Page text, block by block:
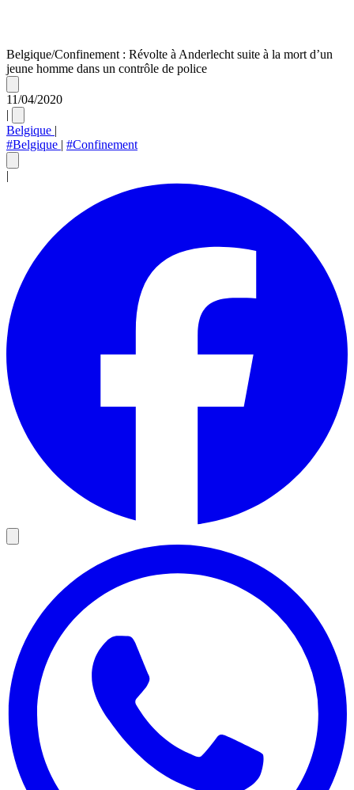
Belgique/Confinement : Révolte à Anderlecht suite à la mort d’un
jeune homme dans un contrôle de police
11/04/2020
|
Belgique |
#Belgique | #Confinement
|